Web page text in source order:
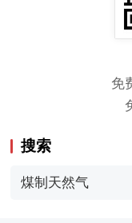
免
搜索
煤制天然气